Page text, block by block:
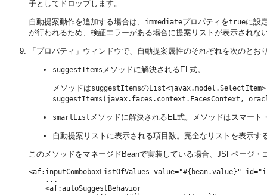
子としてドロップします。
自動提案動作を追加する場合は、 immediateプロパティをtrueに設
が行われるため、検証エラーがある場合に提案リストが表示されな
「プロパティ」ウィンドウで、自動提案属性のそれぞれを次のとお
suggestItems メソッドに解決されるEL式。
メソッドはsuggestItemsのList<javax.model.SelectItem>
suggestItems(javax.faces.context.FacesContext,
smartList メソッドに解決されるEL式。メソッドはスマート
自動提案リストに表示される項目数。完全なリストを表示す
このメソッドをマネージドBeanで実装している場合、JSFページ
<af:inputComboboxListOfValues value="#{bean.value}"
    ...
    <af:autoSuggestBehavior